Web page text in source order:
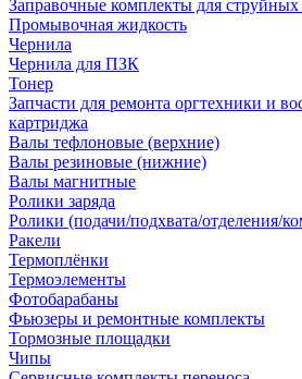
Заправочные комплекты для
Промывочная жидкость
Чернила
Чернила для ПЗК
Тонер
Запчасти для ремонта оргтехники и
картриджа
Валы тефлоновые (верхние)
Валы резиновые (нижние)
Валы магнитные
Ролики заряда
Ролики (подачи/подхвата/отделения/
Ракели
Термоплёнки
Термоэлементы
Фотобарабаны
Фьюзеры и ремонтные комплекты
Тормозные площадки
Чипы